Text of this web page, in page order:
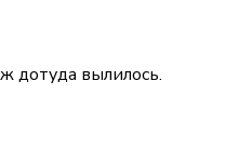
дотуда вылилось.